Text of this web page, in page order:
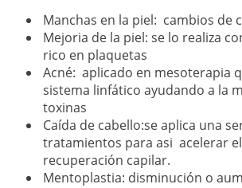
Manchas en la piel: cambios de
Mejoria de la piel: se lo realiza
rico en plaquetas
Acné: aplicado en mesoterapia
sistema linfático ayudando a la
toxinas
Caída de cabello:se aplica una
tratamientos para asi acelerar
recuperación capilar.
Mentoplastia: disminución o